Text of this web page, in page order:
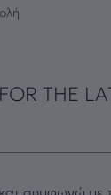
THE